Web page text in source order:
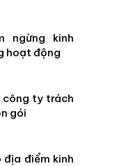
ngừng kinh
hoạt động
công ty trách
gói
địa điểm kinh